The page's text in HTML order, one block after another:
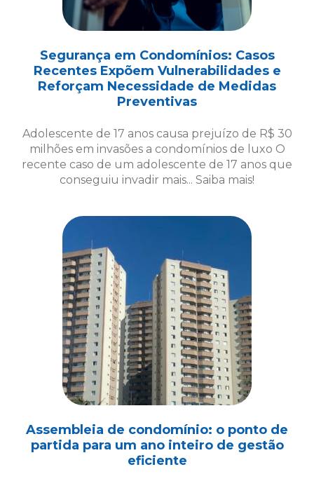
Adolescente de 17 anos causa prejuízo de R$ 30
recente caso de um adolescente de 17 anos que
conseguiu invadir mais... Saiba mais!
Assembleia de condomínio: o ponto de
partida para um ano inteiro de gestão
eficiente
Mais do que uma obrigação legal, a Assembleia
Geral Ordinária (AGO) é o momento-chave para
garantir um ano inteiro de gestão organizada. Para
quem... Saiba mais!